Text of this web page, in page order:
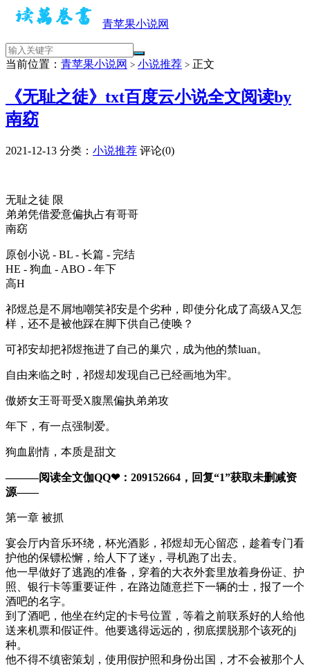
青苹果小说网
当前位置： 青苹果小说网 > 小说推荐 > 正文
《无耻之徒》txt百度云小说全文阅读by
南窈
2021-12-13 分类： 小说推荐 评论(0)
无耻之徒 限
弟弟凭借爱意偏执占有哥哥
南窈
原创小说 - BL - 长篇 - 完结
HE - 狗血 - ABO - 年下
高H
祁煜总是不屑地嘲笑祁安是个劣种，即使分化成了高级A又怎
样，还不是被他踩在脚下供自己使唤？
可祁安却把祁煜拖进了自己的巢穴，成为他的禁luan。
自由来临之时，祁煜却发现自己已经画地为牢。
傲娇女王哥哥受X腹黑偏执弟弟攻
年下，有一点强制爱。
狗血剧情，本质是甜文
———阅读全文伽QQ❤：209152664，回复“1”获取未删减资
源—​​​​—
第一章 被抓
宴会厅内音乐环绕，杯光酒影，祁煜却无心留恋，趁着专门看
护他的保镖松懈，给人下了迷y，寻机跑了出去。
他一早做好了逃跑的准备，穿着的大衣外套里放着身份证、护
照、银行卡等重要证件，在路边随意拦下一辆的士，报了一个
酒吧的名字。
到了酒吧，他坐在约定的卡号位置，等着之前联系好的人给他
送来机票和假证件。他要逃得远远的，彻底摆脱那个该死的j
种。
他不得不缜密策划，使用假护照和身份出国，才不会被那个人